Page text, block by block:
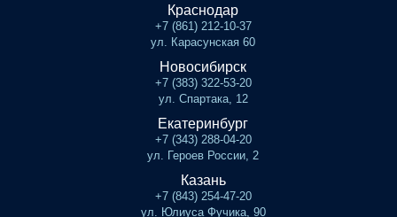
Краснодар
+7 (861) 212-10-37
ул. Карасунская 60
Новосибирск
+7 (383) 322-53-20
ул. Спартака, 12
Екатеринбург
+7 (343) 288-04-20
ул. Героев России, 2
Казань
+7 (843) 254-47-20
ул. Юлиуса Фучика, 90